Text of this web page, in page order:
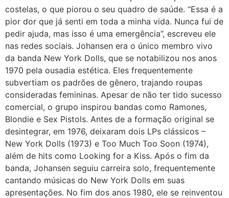
costelas, o que piorou o seu quadro de saúde. “Essa é a
pior dor que já senti em toda a minha vida. Nunca fui de
pedir ajuda, mas isso é uma emergência”, escreveu ele
nas redes sociais. Johansen era o único membro vivo
da banda New York Dolls, que se notabilizou nos anos
1970 pela ousadia estética. Eles frequentemente
subvertiam os padrões de gênero, trajando roupas
consideradas femininas. Apesar de não ter tido sucesso
comercial, o grupo inspirou bandas como Ramones,
Blondie e Sex Pistols. Antes de a formação original se
desintegrar, em 1976, deixaram dois LPs clássicos –
New York Dolls (1973) e Too Much Too Soon (1974),
além de hits como Looking for a Kiss. Após o fim da
banda, Johansen seguiu carreira solo, frequentemente
cantando músicas do New York Dolls em suas
apresentações. No fim dos anos 1980, ele se reinventou